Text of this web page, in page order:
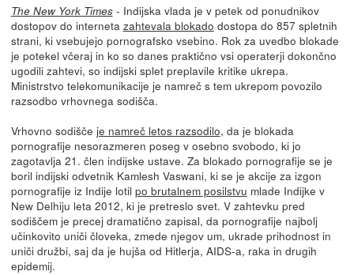
The New York Times- Indijska vlada je v petek od ponudnikov
dostopov do interneta zahtevala blokado dostopa do 857 spletnih
strani, ki vsebujejo pornografsko vsebino. Rok za uvedbo blokade
je potekel včeraj in ko so danes praktično vsi operaterji dokončno
ugodili zahtevi, so indijski splet preplavile kritike ukrepa.
Ministrstvo telekomunikacije je namreč s tem ukrepom povozilo
razsodbo vrhovnega sodišča.
Vrhovno sodišče je namreč letos razsodilo, da je blokada
pornografije nesorazmeren poseg v osebno svobodo, ki jo
zagotavlja 21. člen indijske ustave. Za blokado pornografije se je
boril indijski odvetnik Kamlesh Vaswani, ki se je akcije za izgon
pornografije iz Indije lotil po brutalnem posilstvu mlade Indijke v
New Delhiju leta 2012, ki je pretreslo svet. V zahtevku pred
sodiščem je precej dramatično zapisal, da pornografije najbolj
učinkovito uniči človeka, zmede njegov um, ukrade prihodnost in
uniči družbi, saj da je hujša od Hitlerja, AIDS-a, raka in drugih
epidemij.